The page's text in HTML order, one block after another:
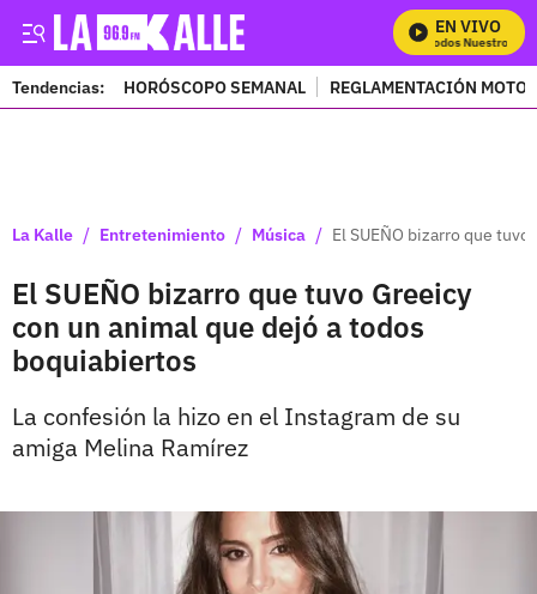
EN VIVO
Mira Todos Nuestros
Tendencias: HORÓSCOPO SEMANAL REGLAMENTACIÓN
La Kalle / Entretenimiento / Música / El SUEÑO bizarro que
El SUEÑO bizarro que tuvo Greeicy
con un animal que dejó a todos
boquiabiertos
La confesión la hizo en el Instagram de su
amiga Melina Ramírez